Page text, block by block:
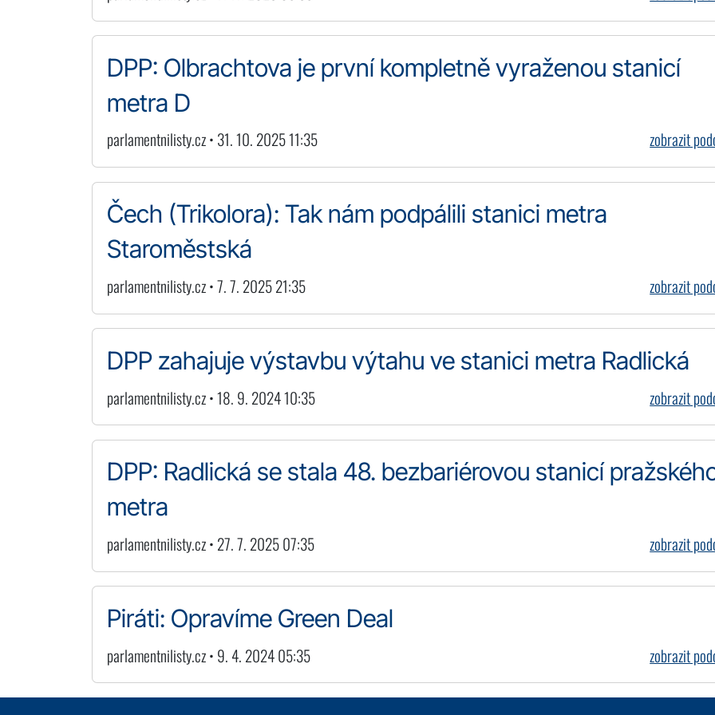
DPP: Olbrachtova je první kompletně vyraženou stanicí
metra D
parlamentnilisty.cz • 31. 10. 2025 11:35 zobrazit
Čech (Trikolora): Tak nám podpálili stanici metra
Staroměstská
parlamentnilisty.cz • 7. 7. 2025 21:35 zobrazit
DPP zahajuje výstavbu výtahu ve stanici metra Radlická
parlamentnilisty.cz • 18. 9. 2024 10:35 zobrazit
DPP: Radlická se stala 48. bezbariérovou stanicí
metra
parlamentnilisty.cz • 27. 7. 2025 07:35 zobrazit
Piráti: Opravíme Green Deal
parlamentnilisty.cz • 9. 4. 2024 05:35 zobrazit